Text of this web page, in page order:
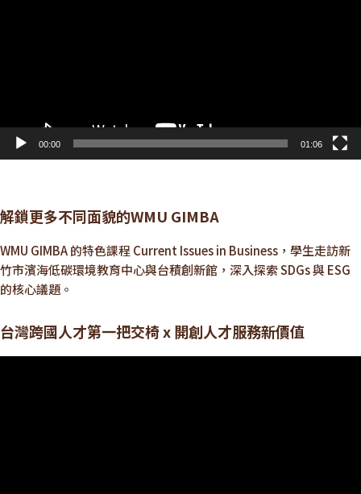
00:00 01:06
解鎖更多不同面貌的WMU GIMBA
WMU GIMBA 的特色課程 Current Issues in Business，學生走訪新
竹市濱海低碳環境教育中心與台積創新館，深入探索 SDGs 與 ESG
的核心議題。
台灣跨國人才第一把交椅 x 開創人才服務新價值